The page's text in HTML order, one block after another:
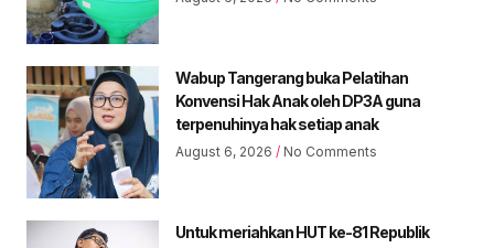
Wabup Tangerang buka Pelatihan
Konvensi Hak Anak oleh DP3A guna
terpenuhinya hak setiap anak
August 6, 2026 No Comments
Untuk meriahkan HUT ke-81 Republik